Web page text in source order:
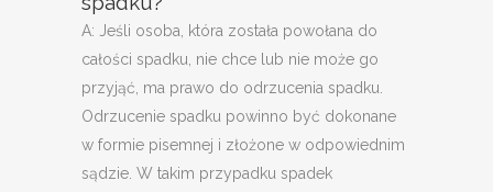
A: Jeśli osoba, która została powołana do
całości spadku, nie chce lub nie może go
przyjąć, ma prawo do odrzucenia spadku.
Odrzucenie spadku powinno być dokonane
w formie pisemnej i złożone w odpowiednim
sądzie. W takim przypadku spadek